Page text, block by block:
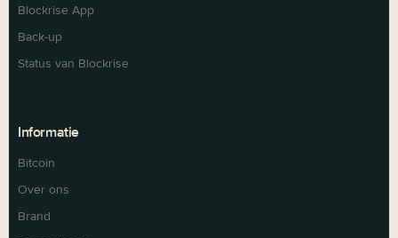
Blockrise App
Back-up
Status van Blockrise
Informatie
Bitcoin
Over ons
Brand